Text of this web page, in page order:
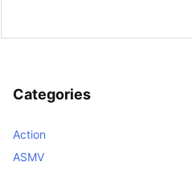
Categories
Action
ASMV